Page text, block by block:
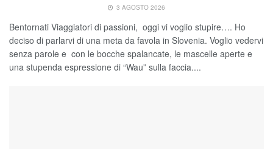
3 AGOSTO 2026
Bentornati Viaggiatori di passioni, oggi vi voglio stupire…. Ho
deciso di parlarvi di una meta da favola in Slovenia. Voglio vedervi
senza parole e con le bocche spalancate, le mascelle aperte e
una stupenda espressione di “Wau” sulla faccia....